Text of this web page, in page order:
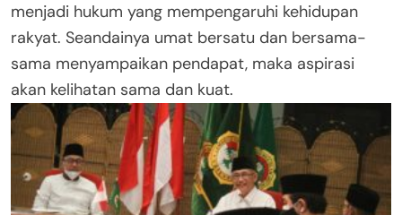
menjadi hukum yang mempengaruhi kehidupan
rakyat. Seandainya umat bersatu dan bersama-
sama menyampaikan pendapat, maka aspirasi
akan kelihatan sama dan kuat.